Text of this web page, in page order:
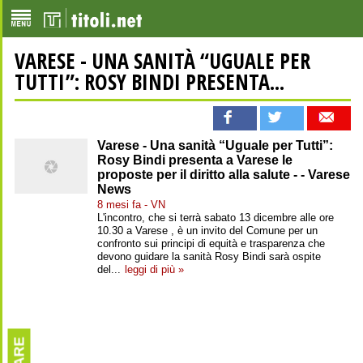
VARESE - UNA SANITÀ “UGUALE PER
TUTTI”: ROSY BINDI PRESENTA...
Varese - Una sanità “Uguale per Tutti”:
Rosy Bindi presenta a Varese le
proposte per il diritto alla salute - - Varese
News
8 mesi fa - VN
L'incontro, che si terrà sabato 13 dicembre alle ore
10.30 a Varese , è un invito del Comune per un
confronto sui principi di equità e trasparenza che
devono guidare la sanità Rosy Bindi sarà ospite
del... leggi di più »